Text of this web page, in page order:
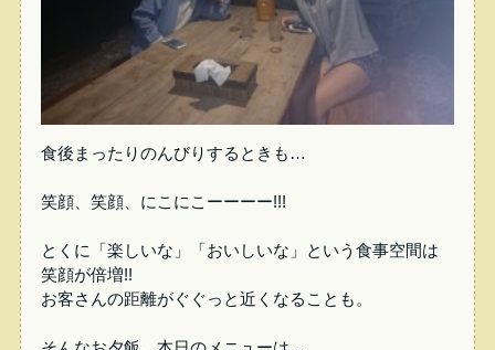
食後まったりのんびりするときも…
笑顔、笑顔、にこにこーーーー!!!
とくに「楽しいな」「おいしいな」という食事空間は
笑顔が倍増!!
お客さんの距離がぐぐっと近くなることも。